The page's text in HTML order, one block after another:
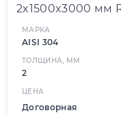
2x1500x3000 мм
МАРКА
AISI 304
ТОЛЩИНА, ММ
2
ЦЕНА
Договорная